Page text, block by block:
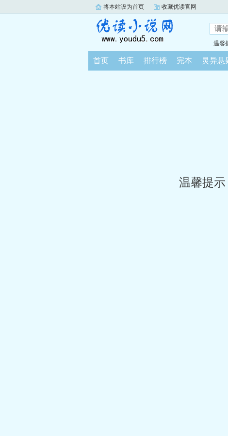
将本站设为首页 收藏优读官网
温馨
首页 书库 排行榜 完本 灵异悬
温馨提示